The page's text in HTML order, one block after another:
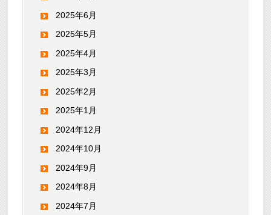
2025年6月
2025年5月
2025年4月
2025年3月
2025年2月
2025年1月
2024年12月
2024年10月
2024年9月
2024年8月
2024年7月